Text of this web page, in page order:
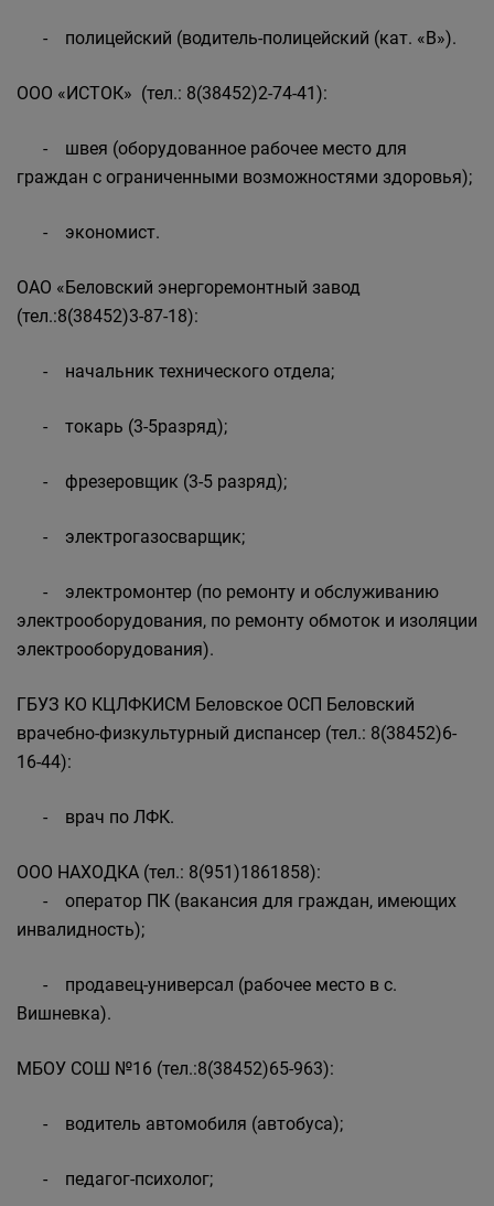
- полицейский (водитель-полицейский (кат. «В»).
ООО «ИСТОК» (тел.: 8(38452)2-74-41):
- швея (оборудованное рабочее место для
граждан с ограниченными возможностями здоровья);
- экономист.
ОАО «Беловский энергоремонтный завод
(тел.:8(38452)3-87-18):
- начальник технического отдела;
- токарь (3-5разряд);
- фрезеровщик (3-5 разряд);
- электрогазосварщик;
- электромонтер (по ремонту и обслуживанию
электрооборудования, по ремонту обмоток и изоляции
электрооборудования).
ГБУЗ КО КЦЛФКИСМ Беловское ОСП Беловский
врачебно-физкультурный диспансер (тел.: 8(38452)6-
16-44):
- врач по ЛФК.
ООО НАХОДКА (тел.: 8(951)1861858):
- оператор ПК (вакансия для граждан, имеющих
инвалидность);
- продавец-универсал (рабочее место в с.
Вишневка).
МБОУ СОШ №16 (тел.:8(38452)65-963):
- водитель автомобиля (автобуса);
- педагог-психолог;